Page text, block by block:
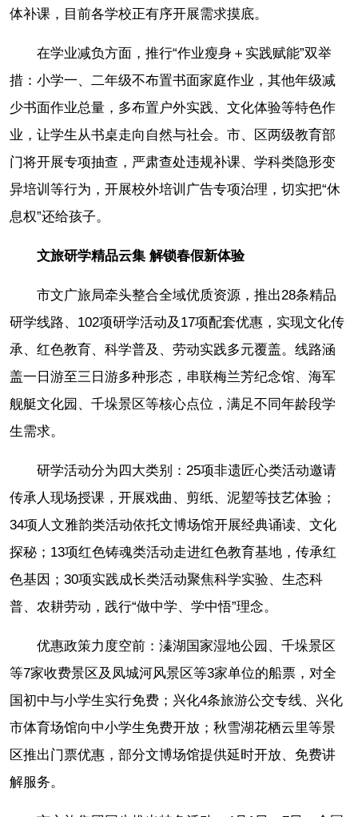
体补课，目前各学校正有序开展需求摸底。
在学业减负方面，推行“作业瘦身＋实践赋能”双举
措：小学一、二年级不布置书面家庭作业，其他年级减
少书面作业总量，多布置户外实践、文化体验等特色作
业，让学生从书桌走向自然与社会。市、区两级教育部
门将开展专项抽查，严肃查处违规补课、学科类隐形变
异培训等行为，开展校外培训广告专项治理，切实把“休
息权”还给孩子。
文旅研学精品云集 解锁春假新体验
市文广旅局牵头整合全域优质资源，推出28条精品
研学线路、102项研学活动及17项配套优惠，实现文化传
承、红色教育、科学普及、劳动实践多元覆盖。线路涵
盖一日游至三日游多种形态，串联梅兰芳纪念馆、海军
舰艇文化园、千垛景区等核心点位，满足不同年龄段学
生需求。
研学活动分为四大类别：25项非遗匠心类活动邀请
传承人现场授课，开展戏曲、剪纸、泥塑等技艺体验；
34项人文雅韵类活动依托文博场馆开展经典诵读、文化
探秘；13项红色铸魂类活动走进红色教育基地，传承红
色基因；30项实践成长类活动聚焦科学实验、生态科
普、农耕劳动，践行“做中学、学中悟”理念。
优惠政策力度空前：溱湖国家湿地公园、千垛景区
等7家收费景区及凤城河风景区等3家单位的船票，对全
国初中与小学生实行免费；兴化4条旅游公交专线、兴化
市体育场馆向中小学生免费开放；秋雪湖花栖云里等景
区推出门票优惠，部分文博场馆提供延时开放、免费讲
解服务。